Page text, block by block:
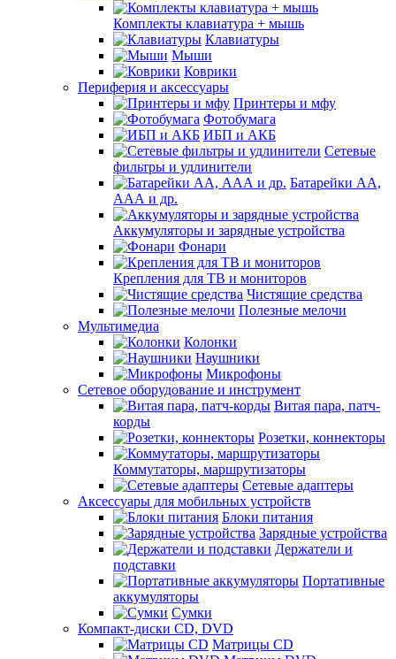
Комплекты клавиатура + мышь
Клавиатуры
Мыши
Коврики
Периферия и аксессуары
Принтеры и мфу
Фотобумага
ИБП и АКБ
Сетевые
фильтры и удлинители
Батарейки АА,
ААА и др.
Аккумуляторы и зарядные устройства
Фонари
Крепления для ТВ и мониторов
Чистящие средства
Полезные мелочи
Мультимедиа
Колонки
Наушники
Микрофоны
Сетевое оборудование и инструмент
Витая пара, патч-
корды
Розетки, коннекторы
Коммутаторы, маршрутизаторы
Сетевые адаптеры
Аксессуары для мобильных устройств
Блоки питания
Зарядные устройства
Держатели и
подставки
Портативные
аккумуляторы
Сумки
Компакт-диски CD, DVD
Матрицы CD